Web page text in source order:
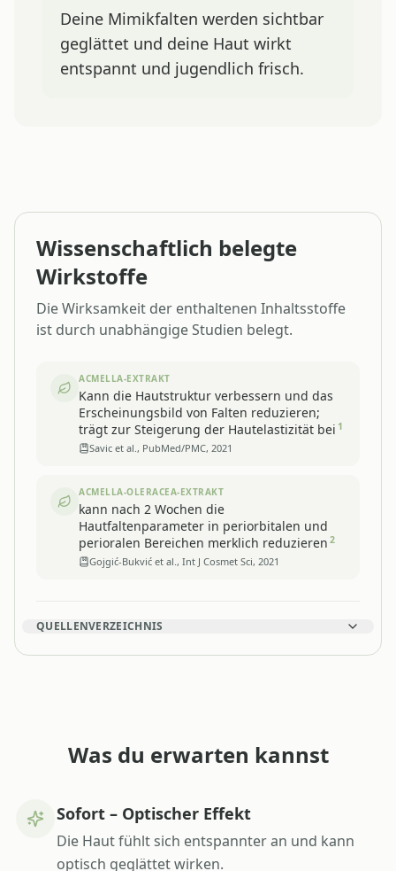
Deine Mimikfalten werden sichtbar
geglättet und deine Haut wirkt
entspannt und jugendlich frisch.
Wissenschaftlich belegte
Wirkstoffe
Die Wirksamkeit der enthaltenen Inhaltsstoffe
ist durch unabhängige Studien belegt.
ACMELLA-EXTRAKT
Kann die Hautstruktur verbessern und das
Erscheinungsbild von Falten reduzieren;
trägt zur Steigerung der Hautelastizität bei 1
Savic et al., PubMed/PMC, 2021
ACMELLA-OLERACEA-EXTRAKT
kann nach 2 Wochen die
Hautfaltenparameter in periorbitalen und
perioralen Bereichen merklich reduzieren 2
Gojgić-Bukvić et al., Int J Cosmet Sci, 2021
QUELLENVERZEICHNIS
Was du erwarten kannst
Sofort – Optischer Effekt
Die Haut fühlt sich entspannter an und kann
optisch geglättet wirken.